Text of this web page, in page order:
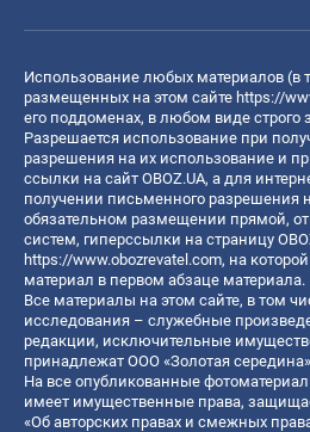
Использование любых материалов (в
размещенных на этом сайте https://
его поддоменах, в любом виде строго
Разрешается использование при
разрешения на их использование и
ссылки на сайт OBOZ.UA, а для
получении письменного разрешения
обязательном размещении прямой,
систем, гиперссылки на страницу
https://www.obozrevatel.com, на
материал в первом абзаце материала.
Все материалы на этом сайте, в том
исследования – служебные
редакции, исключительные
принадлежат ООО «Золотая
На все опубликованные
имеет имущественные права,
«Об авторских правах и смежных